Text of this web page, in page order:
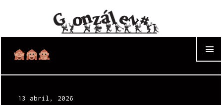
Posted
13 abril, 2026